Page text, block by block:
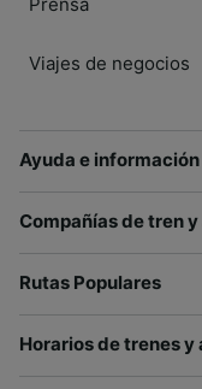
Viajes de negocios
Ayuda e
Compañías de tren
Rutas Populares
Horarios de trenes